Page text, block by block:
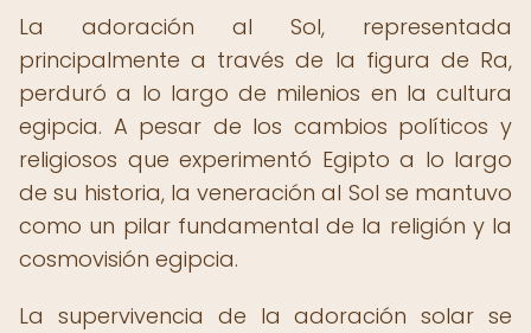
La adoración al Sol, representada
principalmente a través de la figura de Ra,
perduró a lo largo de milenios en la cultura
egipcia. A pesar de los cambios políticos y
religiosos que experimentó Egipto a lo largo
de su historia, la veneración al Sol se mantuvo
como un pilar fundamental de la religión y la
cosmovisión egipcia.
La supervivencia de la adoración solar se